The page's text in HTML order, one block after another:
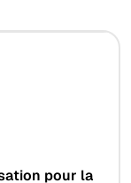
pour la